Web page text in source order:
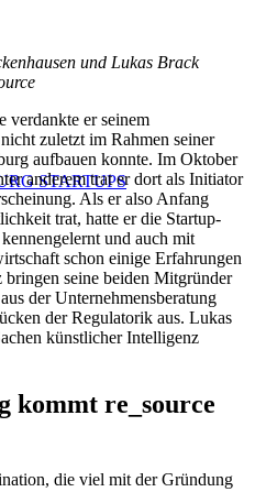
STARTUPS
und Lukas Brack
verdankte er seinem
zuletzt im Rahmen seiner
aufbauen konnte. Im Oktober
anderem trat er dort als Initiator
Als er also Anfang
trat, hatte er die Startup-
und auch mit
schon einige Erfahrungen
seine beiden Mitgründer
der Unternehmensberatung
der Regulatorik aus. Lukas
künstlicher Intelligenz
kommt re_source
die viel mit der Gründung